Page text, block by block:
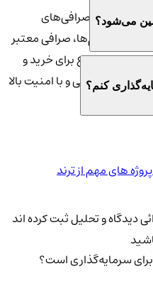
معتبر و صرافی‌های
این پلتفرم‌ها، صرافی معتبر
متنوع برای خرید و
تا به راحتی و با امنیت بالا
های مهم از ترند
سرمایه‌گذاری است؟
دیدگاه و تحلیل ثبت کرده اند